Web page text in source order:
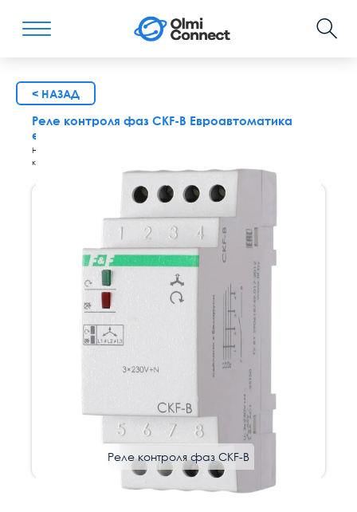
< НАЗАД
Реле контроля фаз CKF-B Евроавтоматика
ea04.002.002
Напряжение, В - 220, Способ монтажа - din-рейка, Количество НО
контактов - 1
Реле контроля фаз CKF-B